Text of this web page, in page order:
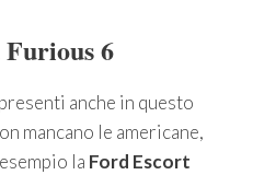
6
anche in questo
mancano le americane,
la Ford Escort